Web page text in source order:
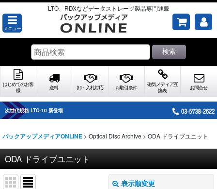
LTO、RDXなどデータストレージ製品専門通販
メニュー
検索
はじめてのお客
様
送料 卸・入札対応 お取引条件
磁気メディア互
換表
お問合せ
次世代規格 LTO-10 新登場
バックアップメディアONLINE > Optical Disc Archive > ODA ドライブユニット
ODA ドライブユニット
表示順変更